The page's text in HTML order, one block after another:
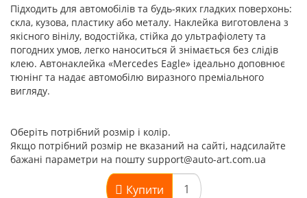
Підходить для автомобілів та будь-яких гладких поверхонь:
скла, кузова, пластику або металу. Наклейка виготовлена з
якісного вінілу, водостійка, стійка до ультрафіолету та
погодних умов, легко наноситься й знімається без слідів
клею. Автонаклейка «Mercedes Eagle» ідеально доповнює
тюнінг та надає автомобілю виразного преміального
вигляду.
Оберіть потрібний розмір і колір.
Якщо потрібний розмір не вказаний на сайті, надсилайте
бажані параметри на пошту support@auto-art.com.ua
Купити